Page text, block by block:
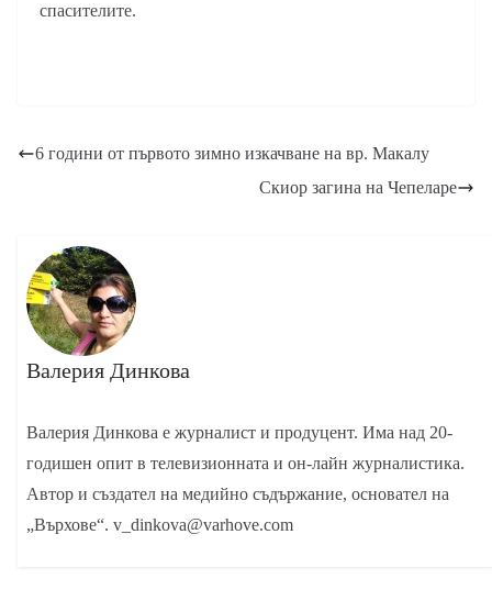
спасителите.
6 години от първото зимно изкачване на вр. Макалу
Скиор загина на Чепеларе
Валерия Динкова
Валерия Динкова е журналист и продуцент. Има над 20-
годишен опит в телевизионната и он-лайн журналистика.
Автор и създател на медийно съдържание, основател на
„Върхове“. v_dinkova@varhove.com